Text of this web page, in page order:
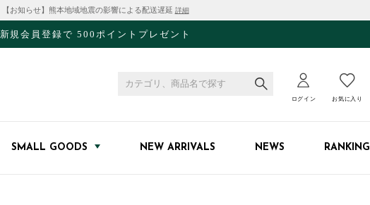
【お知らせ】熊本地域地震の影響による配送遅延 詳細
新規会員登録で 500ポイントプレゼント
ログイン お気に入り
SMALL GOODS NEW ARRIVALS NEWS RANKING